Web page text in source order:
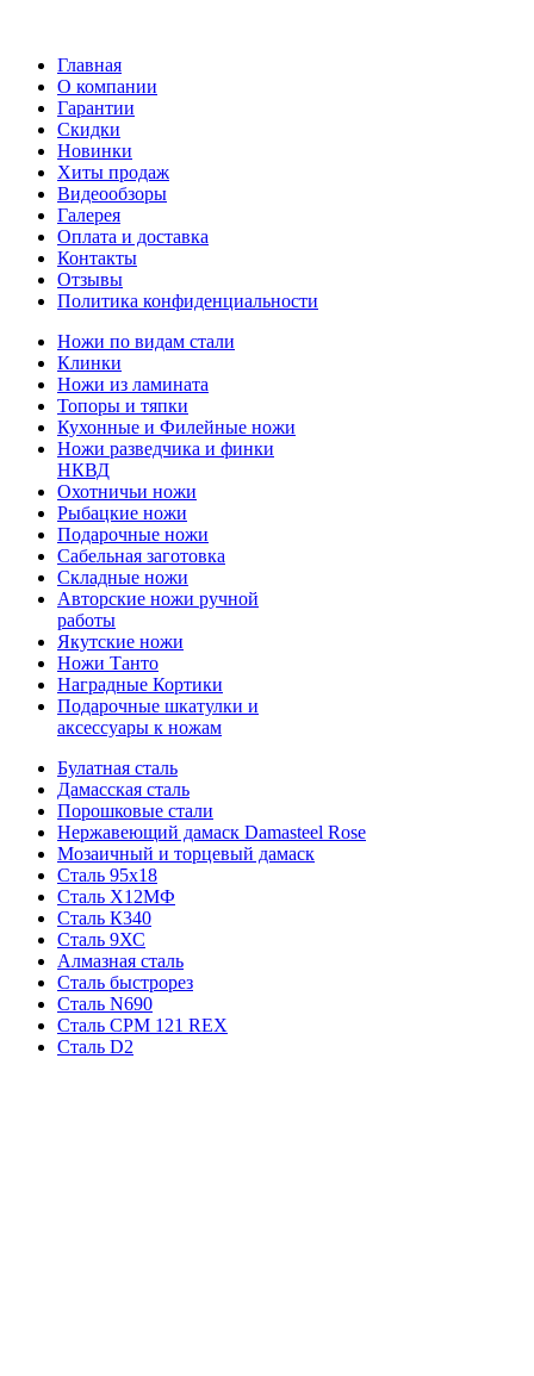
Главная
О компании
Гарантии
Скидки
Новинки
Хиты продаж
Видеообзоры
Галерея
Оплата и доставка
Контакты
Отзывы
Политика конфиденциальности
Ножи по видам стали
Клинки
Ножи из ламината
Топоры и тяпки
Кухонные и Филейные ножи
Ножи разведчика и финки
НКВД
Охотничьи ножи
Рыбацкие ножи
Подарочные ножи
Сабельная заготовка
Складные ножи
Авторские ножи ручной
работы
Якутские ножи
Ножи Танто
Наградные Кортики
Подарочные шкатулки и
аксессуары к ножам
Булатная сталь
Дамасская сталь
Порошковые стали
Нержавеющий дамаск Damasteel Rose
Мозаичный и торцевый дамаск
Сталь 95х18
Сталь Х12МФ
Сталь К340
Сталь 9ХС
Алмазная сталь
Сталь быстрорез
Сталь N690
Сталь CPM 121 REX
Сталь D2